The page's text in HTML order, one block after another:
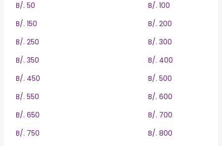
B/. 50
B/. 100
B/. 150
B/. 200
B/. 250
B/. 300
B/. 350
B/. 400
B/. 450
B/. 500
B/. 550
B/. 600
B/. 650
B/. 700
B/. 750
B/. 800